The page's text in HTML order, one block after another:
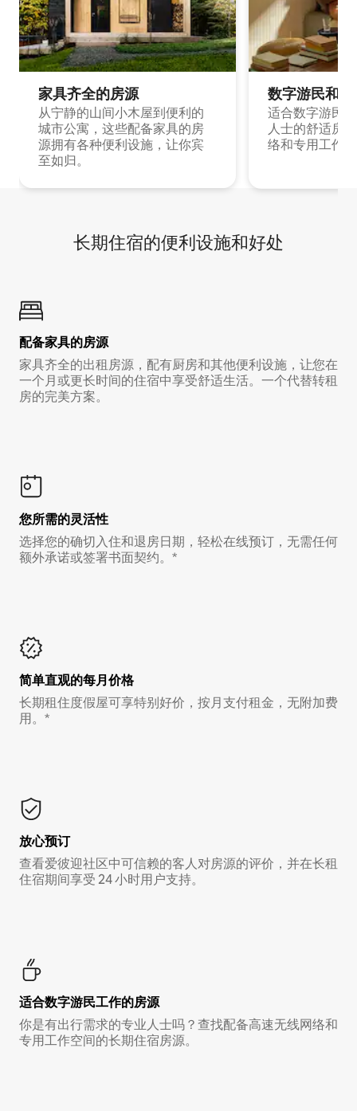
家具齐全的房源
从宁静的山间小木屋到便利的
城市公寓，这些配备家具的房
源拥有各种便利设施，让你宾
至如归。
数字游民和
适合数字游民
人士的舒适房
络和专用工作
长期住宿的便利设施和好处
配备家具的房源
家具齐全的出租房源，配有厨房和其他便利设施，让您在
一个月或更长时间的住宿中享受舒适生活。一个代替转租
房的完美方案。
您所需的灵活性
选择您的确切入住和退房日期，轻松在线预订，无需任何
额外承诺或签署书面契约。*
简单直观的每月价格
长期租住度假屋可享特别好价，按月支付租金，无附加费
用。*
放心预订
查看爱彼迎社区中可信赖的客人对房源的评价，并在长租
住宿期间享受 24 小时用户支持。
适合数字游民工作的房源
你是有出行需求的专业人士吗？查找配备高速无线网络和
专用工作空间的长期住宿房源。